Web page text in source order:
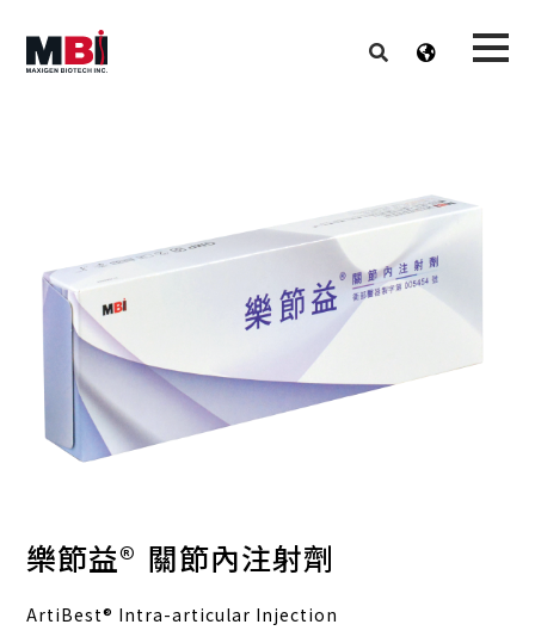
樂節益® 關節內注射劑
ArtiBest® Intra-articular Injection